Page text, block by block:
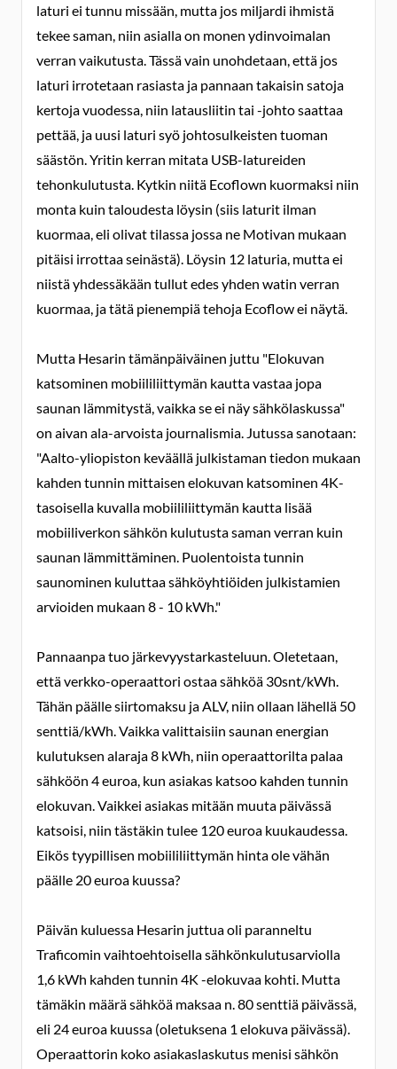
laturi ei tunnu missään, mutta jos miljardi ihmistä
tekee saman, niin asialla on monen ydinvoimalan
verran vaikutusta. Tässä vain unohdetaan, että jos
laturi irrotetaan rasiasta ja pannaan takaisin satoja
kertoja vuodessa, niin latausliitin tai -johto saattaa
pettää, ja uusi laturi syö johtosulkeisten tuoman
säästön. Yritin kerran mitata USB-latureiden
tehonkulutusta. Kytkin niitä Ecoflown kuormaksi niin
monta kuin taloudesta löysin (siis laturit ilman
kuormaa, eli olivat tilassa jossa ne Motivan mukaan
pitäisi irrottaa seinästä). Löysin 12 laturia, mutta ei
niistä yhdessäkään tullut edes yhden watin verran
kuormaa, ja tätä pienempiä tehoja Ecoflow ei näytä.
Mutta Hesarin tämänpäiväinen juttu "Elokuvan
katsominen mobiililiittymän kautta vastaa jopa
saunan lämmitystä, vaikka se ei näy sähkölaskussa"
on aivan ala-arvoista journalismia. Jutussa sanotaan:
"Aalto-yliopiston keväällä julkistaman tiedon mukaan
kahden tunnin mittaisen elokuvan katsominen 4K-
tasoisella kuvalla mobiililiittymän kautta lisää
mobiiliverkon sähkön kulutusta saman verran kuin
saunan lämmittäminen. Puolentoista tunnin
saunominen kuluttaa sähköyhtiöiden julkistamien
arvioiden mukaan 8 - 10 kWh."
Pannaanpa tuo järkevyystarkasteluun. Oletetaan,
että verkko-operaattori ostaa sähköä 30snt/kWh.
Tähän päälle siirtomaksu ja ALV, niin ollaan lähellä 50
senttiä/kWh. Vaikka valittaisiin saunan energian
kulutuksen alaraja 8 kWh, niin operaattorilta palaa
sähköön 4 euroa, kun asiakas katsoo kahden tunnin
elokuvan. Vaikkei asiakas mitään muuta päivässä
katsoisi, niin tästäkin tulee 120 euroa kuukaudessa.
Eikös tyypillisen mobiililiittymän hinta ole vähän
päälle 20 euroa kuussa?
Päivän kuluessa Hesarin juttua oli paranneltu
Traficomin vaihtoehtoisella sähkönkulutusarviolla
1,6 kWh kahden tunnin 4K -elokuvaa kohti. Mutta
tämäkin määrä sähköä maksaa n. 80 senttiä päivässä,
eli 24 euroa kuussa (oletuksena 1 elokuva päivässä).
Operaattorin koko asiakaslaskutus menisi sähkön